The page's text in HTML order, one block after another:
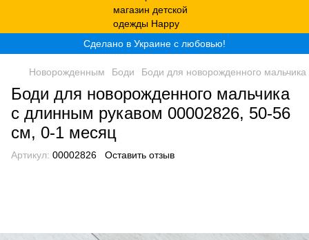
Сделано в Украине с любовью!
Новорожденным Боди Боди для новорожденного
Боди для новорожденного мальчика
с длинным рукавом 00002826, 50-56
см, 0-1 месяц
Артикул: 00002826 Оставить отзыв